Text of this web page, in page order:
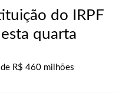
do IRPF
quarta
R$ 460 milhões